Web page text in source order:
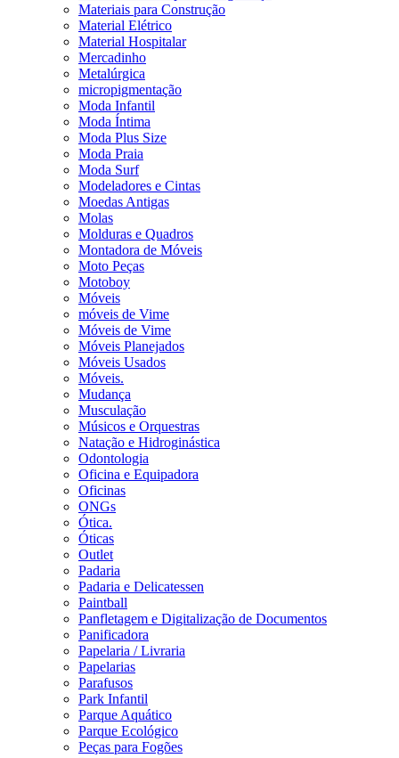
Materiais para Construção
Material Elétrico
Material Hospitalar
Mercadinho
Metalúrgica
micropigmentação
Moda Infantil
Moda Íntima
Moda Plus Size
Moda Praia
Moda Surf
Modeladores e Cintas
Moedas Antigas
Molas
Molduras e Quadros
Montadora de Móveis
Moto Peças
Motoboy
Móveis
móveis de Vime
Móveis de Vime
Móveis Planejados
Móveis Usados
Móveis.
Mudança
Musculação
Músicos e Orquestras
Natação e Hidroginástica
Odontologia
Oficina e Equipadora
Oficinas
ONGs
Ótica.
Óticas
Outlet
Padaria
Padaria e Delicatessen
Paintball
Panfletagem e Digitalização de Documentos
Panificadora
Papelaria / Livraria
Papelarias
Parafusos
Park Infantil
Parque Aquático
Parque Ecológico
Peças para Fogões